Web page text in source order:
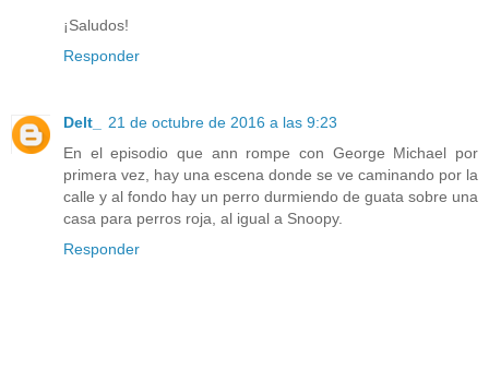
¡Saludos!
Responder
Delt_
21 de octubre de 2016 a las 9:23
En el episodio que ann rompe con George Michael por
primera vez, hay una escena donde se ve caminando por la
calle y al fondo hay un perro durmiendo de guata sobre una
casa para perros roja, al igual a Snoopy.
Responder